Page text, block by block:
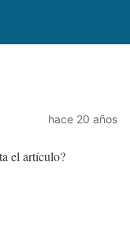
hace 20 años
el artículo?